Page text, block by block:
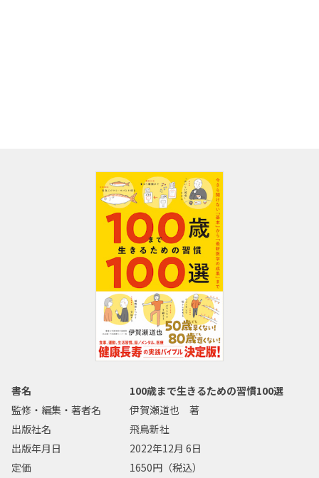
書名
100歳まで生きるための習慣100選
監修・編集・著者名
伊賀瀬道也 著
出版社名
飛鳥新社
出版年月日
2022年12月 6日
定価
1650円（税込）